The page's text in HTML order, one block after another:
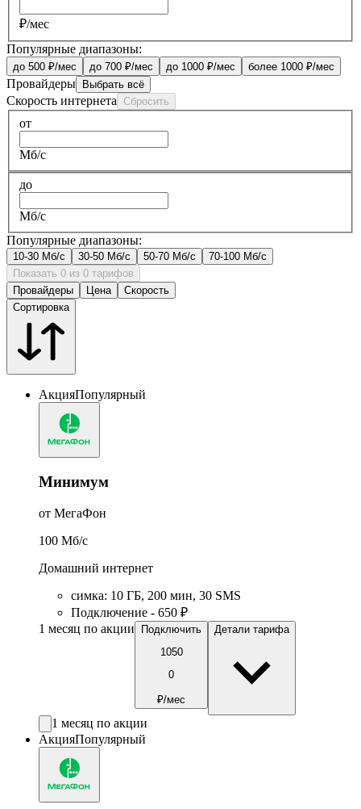
₽/мес
Популярные диапазоны:
до 500 ₽/мес до 700 ₽/мес до 1000 ₽/мес более 1000 ₽/мес
Провайдеры Выбрать всё
Скорость интернета Сбросить
от
Мб/с
до
Мб/с
Популярные диапазоны:
10-30 Мб/с 30-50 Мб/с 50-70 Мб/с
70-100 Мб/с
Показать 0 из 0 тарифов
Провайдеры
Цена
Скорость
Сортировка
АкцияПопулярный
Минимум
от МегаФон
100 Мб/c
Домашний интернет
симка: 10 ГБ, 200 мин, 30 SMS
Подключение - 650 ₽
1 месяц по акции
Подключить
1050
0
₽/мес
Детали тарифа
1 месяц по акции
АкцияПопулярный